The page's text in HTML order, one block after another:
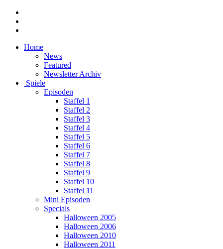
Home
News
Featured
Newsletter Archiv
Spiele
Episoden
Staffel 1
Staffel 2
Staffel 3
Staffel 4
Staffel 5
Staffel 6
Staffel 7
Staffel 8
Staffel 9
Staffel 10
Staffel 11
Mini Episoden
Specials
Halloween 2005
Halloween 2006
Halloween 2010
Halloween 2011